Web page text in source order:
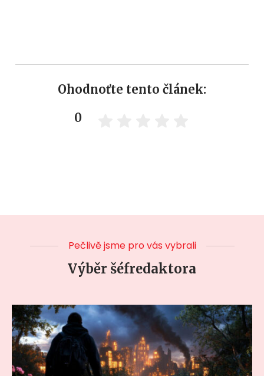
Ohodnoťte tento článek:
0
Pečlivě jsme pro vás vybrali
Výběr šéfredaktora